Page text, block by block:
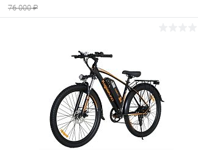
76 000 ₽
В избранное В наличии